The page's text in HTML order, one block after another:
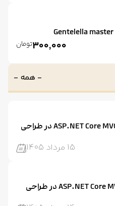
300,000تومان
- همه -
تفاوت جوملا و ASP.NET Core MVC در طراحی
15 مرداد 1405
تفاوت جاوا و ASP.NET Core MVC در طراحی